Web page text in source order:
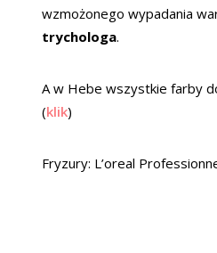
wzmożonego wypadania
trychologa.
A w Hebe wszystkie farby
(klik)
Fryzury: L’oreal